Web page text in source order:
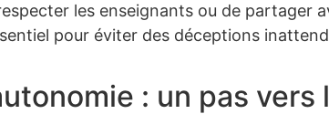
les enseignants ou de partager
pour éviter des déceptions
: un pas